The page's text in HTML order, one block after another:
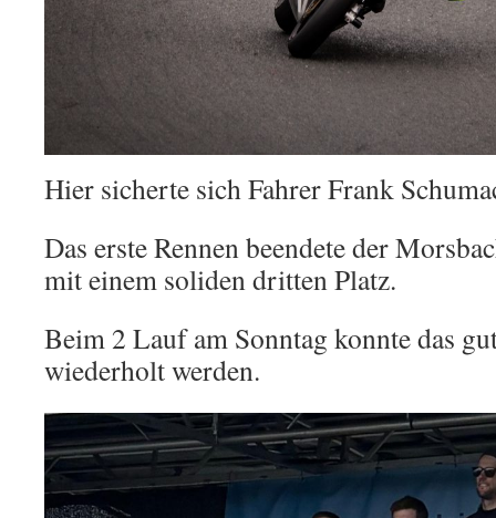
Hier sicherte sich Fahrer Frank
Das erste Rennen beendete der
mit einem soliden dritten Platz.
Beim 2 Lauf am Sonntag konnte das
wiederholt werden.